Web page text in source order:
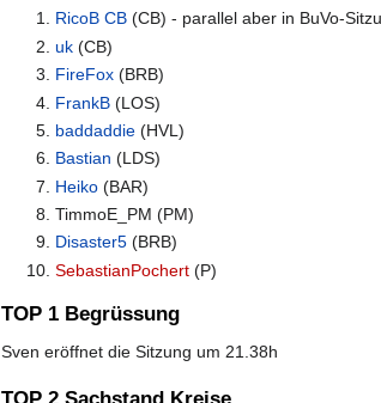
RicoB CB(CB) - parallel aber in BuVo-
uk(CB)
FireFox(BRB)
FrankB(LOS)
baddaddie(HVL)
Bastian (LDS)
Heiko(BAR)
TimmoE_PM (PM)
Disaster5(BRB)
SebastianPochert(P)
TOP 1 Begrüssung
Sven eröffnet die Sitzung um 21.38h
TOP 2 Sachstand Kreise